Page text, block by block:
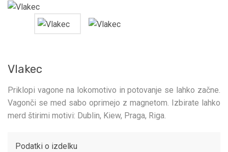
Vlakec
Priklopi vagone na lokomotivo in potovanje se lahko začne.
Vagonči se med sabo oprimejo z magnetom. Izbirate lahko
merd štirimi motivi: Dublin, Kiew, Praga, Riga.
Podatki o izdelku